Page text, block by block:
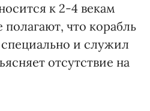
к 2-4 векам
что корабль
и служил
отсутствие на